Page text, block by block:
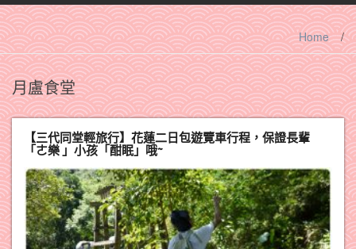
Home /
月盧食堂
【三代同堂輕旅行】花蓮二日包遊覽車行程，保證長輩
「ㄜ樂 」小孩「酣眠」哦~